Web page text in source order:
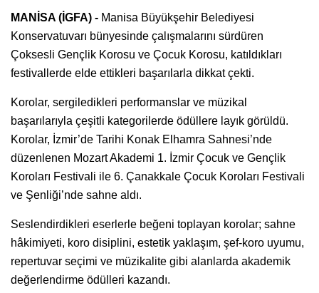
MANİSA (İGFA) - Manisa Büyükşehir Belediyesi
Konservatuvarı bünyesinde çalışmalarını sürdüren
Çoksesli Gençlik Korosu ve Çocuk Korosu, katıldıkları
festivallerde elde ettikleri başarılarla dikkat çekti.
Korolar, sergiledikleri performanslar ve müzikal
başarılarıyla çeşitli kategorilerde ödüllere layık görüldü.
Korolar, İzmir’de Tarihi Konak Elhamra Sahnesi’nde
düzenlenen Mozart Akademi 1. İzmir Çocuk ve Gençlik
Koroları Festivali ile 6. Çanakkale Çocuk Koroları Festivali
ve Şenliği’nde sahne aldı.
Seslendirdikleri eserlerle beğeni toplayan korolar; sahne
hâkimiyeti, koro disiplini, estetik yaklaşım, şef-koro uyumu,
repertuvar seçimi ve müzikalite gibi alanlarda akademik
değerlendirme ödülleri kazandı.